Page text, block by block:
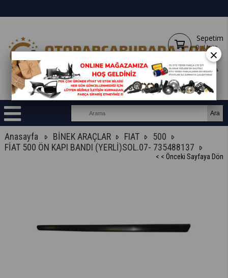
Sepetim
0 Ürün
Anasayfa BİNEK ARAÇLAR FIAT
500
FİAT 500 ÖN KAPI BANDI (YERLİ)SOL.07- 735488137
< < Önceki Sayfaya Dön
×